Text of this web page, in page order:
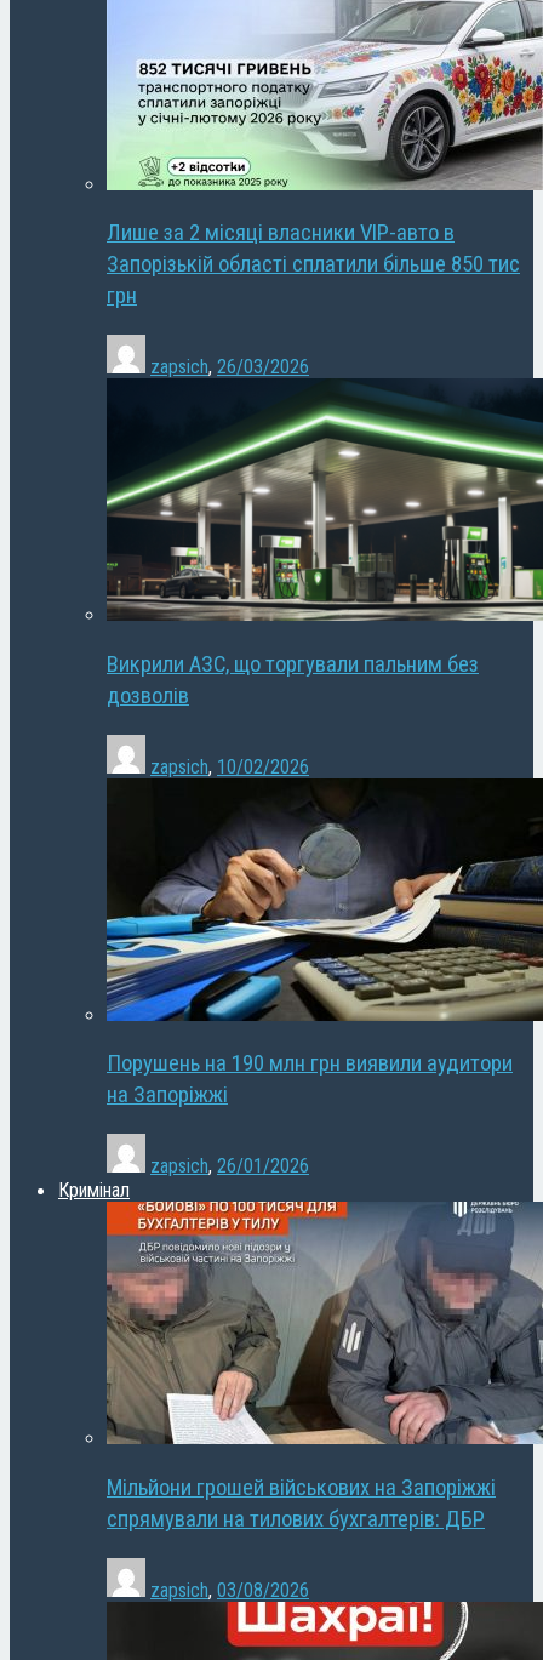
Лише за 2 місяці власники VIP-авто в
Запорізькій області сплатили більше 850 тис
грн
zapsich, 26/03/2026
Викрили АЗС, що торгували пальним без
дозволів
zapsich, 10/02/2026
Порушень на 190 млн грн виявили аудитори
на Запоріжжі
zapsich, 26/01/2026
Кримінал
Мільйони грошей військових на Запоріжжі
спрямували на тилових бухгалтерів: ДБР
zapsich, 03/08/2026